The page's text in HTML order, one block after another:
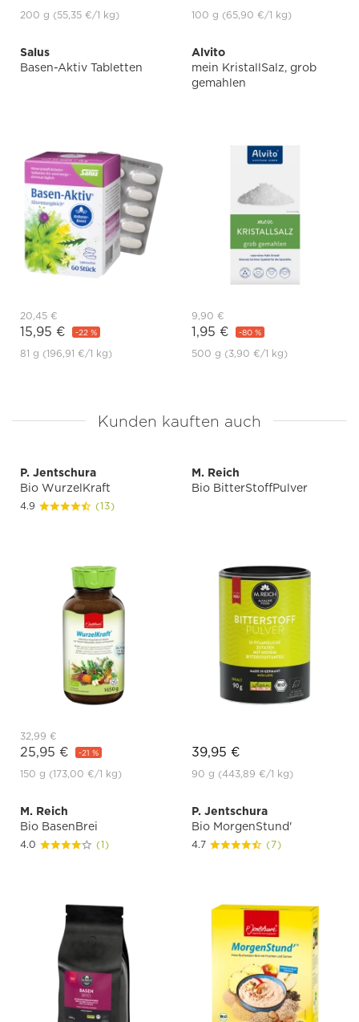
200 g (55,35 €/1 kg) 100 g (65,90 €/1 kg)
Salus
Basen-Aktiv Tabletten
20,45 €
15,95 € -22 %
81 g (196,91 €/1 kg)
Alvito
mein KristallSalz, grob
gemahlen
9,90 €
1,95 € -80 %
500 g (3,90 €/1 kg)
Kunden kauften auch
P. Jentschura
Bio WurzelKraft
4.9 (13)
32,99 €
25,95 € -21 %
150 g (173,00 €/1 kg)
M. Reich
Bio BitterStoffPulver
39,95 €
90 g (443,89 €/1 kg)
M. Reich
Bio BasenBrei
4.0 (1)
P. Jentschura
Bio MorgenStund'
4.7 (7)